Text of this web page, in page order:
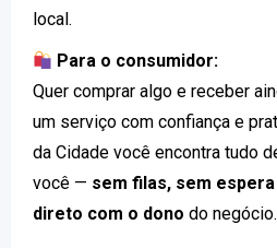
local.
Para o consumidor:
Quer comprar algo e receber
um serviço com confiança e
da Cidade você encontra tudo
você — sem filas, sem
direto com o dono do negócio.